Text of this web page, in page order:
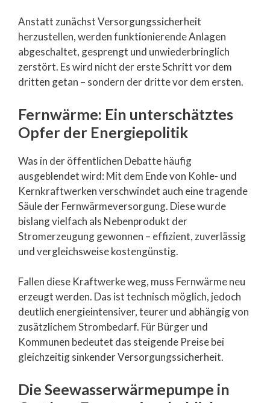
Anstatt zunächst Versorgungssicherheit
herzustellen, werden funktionierende Anlagen
abgeschaltet, gesprengt und unwiederbringlich
zerstört. Es wird nicht der erste Schritt vor dem
dritten getan – sondern der dritte vor dem ersten.
Fernwärme: Ein unterschätztes
Opfer der Energiepolitik
Was in der öffentlichen Debatte häufig
ausgeblendet wird: Mit dem Ende von Kohle- und
Kernkraftwerken verschwindet auch eine tragende
Säule der Fernwärmeversorgung. Diese wurde
bislang vielfach als Nebenprodukt der
Stromerzeugung gewonnen – effizient, zuverlässig
und vergleichsweise kostengünstig.
Fallen diese Kraftwerke weg, muss Fernwärme neu
erzeugt werden. Das ist technisch möglich, jedoch
deutlich energieintensiver, teurer und abhängig von
zusätzlichem Strombedarf. Für Bürger und
Kommunen bedeutet das steigende Preise bei
gleichzeitig sinkender Versorgungssicherheit.
Die Seewasserwärmepumpe in